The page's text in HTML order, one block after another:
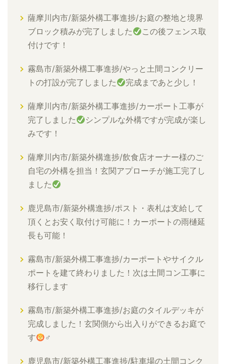
薩摩川内市/新築外構工事進捗/お庭の整地と境界
ブロック積みが完了しました
この後フェンス取
付けです！
霧島市/新築外構工事進捗/やっと土間コンクリー
トの打設が完了しました
完成まであと少し！
薩摩川内市/新築外構工事進捗/カーポート工事が
完了しました
シンプルな外構ですが完成が楽し
みです！
薩摩川内市/新築外構進捗/飲食店オーナー様のご
自宅の外構を担当！玄関アプローチが施工完了し
ました
鹿児島市/新築外構進捗/ポスト・表札は支給して
頂くとお安く取付け可能に！カーポートの雨樋延
長も可能！
霧島市/新築外構工事進捗/カーポートやサイクル
ポートを建て終わりました！次は土間コン工事に
移行します
霧島市/新築外構工事進捗/お庭のタイルデッキが
完成しました！玄関側から出入りができるお庭で
す
‍♂
鹿児島市/新築外構工事進捗/駐車場の土間コンク